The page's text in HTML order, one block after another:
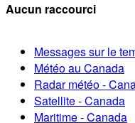
Aucun raccourci
Messages sur le
Météo au Canada
Radar météo -
Satellite - Canada
Maritime - Canada